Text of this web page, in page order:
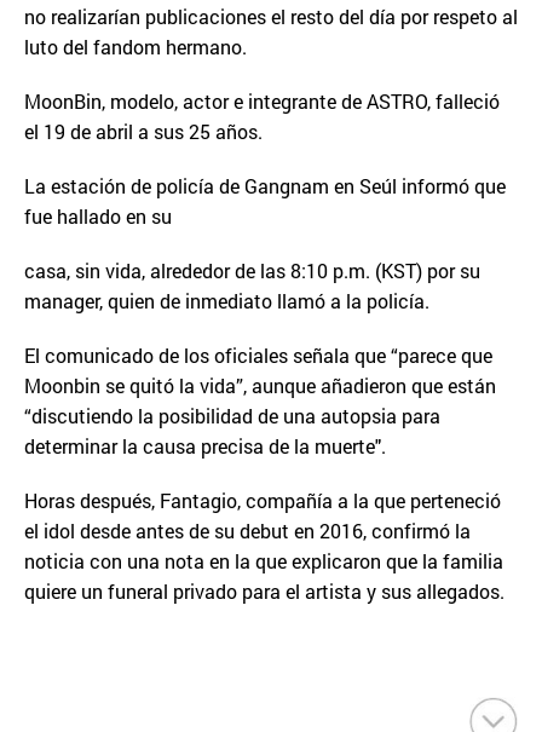
no realizarían publicaciones el resto del día por respeto al
luto del fandom hermano.
MoonBin, modelo, actor e integrante de ASTRO, falleció
el 19 de abril a sus 25 años.
La estación de policía de Gangnam en Seúl informó que
fue hallado en su
casa, sin vida, alrededor de las 8:10 p.m. (KST) por su
manager, quien de inmediato llamó a la policía.
El comunicado de los oficiales señala que “parece que
Moonbin se quitó la vida”, aunque añadieron que están
“discutiendo la posibilidad de una autopsia para
determinar la causa precisa de la muerte".
Horas después, Fantagio, compañía a la que perteneció
el idol desde antes de su debut en 2016, confirmó la
noticia con una nota en la que explicaron que la familia
quiere un funeral privado para el artista y sus allegados.